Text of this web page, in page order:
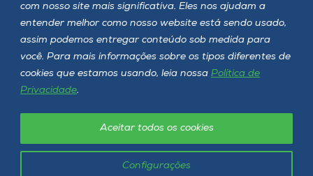
com nosso site mais significativa. Eles nos ajudam a
entender melhor como nosso website está sendo usado,
assim podemos entregar conteúdo sob medida para
você. Para mais informações sobre os tipos diferentes de
cookies que estamos usando, leia nossa Política de
Privacidade.
Configurações
Aceitar todos os cookies
Unoesc © 2026 - Todos os direitos reservados
Política de privacidade LGPD